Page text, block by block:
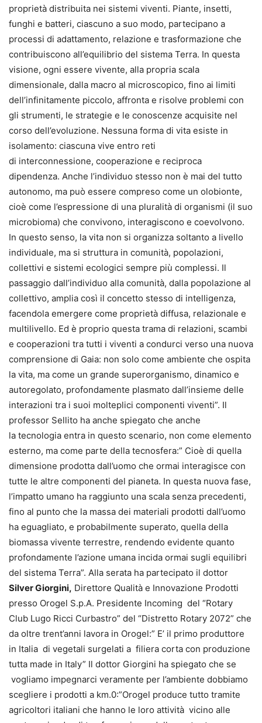
proprietà distribuita nei sistemi viventi. Piante, insetti,
funghi e batteri, ciascuno a suo modo, partecipano a
processi di adattamento, relazione e trasformazione che
contribuiscono all’equilibrio del sistema Terra. In questa
visione, ogni essere vivente, alla propria scala
dimensionale, dalla macro al microscopico, fino ai limiti
dell’infinitamente piccolo, affronta e risolve problemi con
gli strumenti, le strategie e le conoscenze acquisite nel
corso dell’evoluzione. Nessuna forma di vita esiste in
isolamento: ciascuna vive entro reti
di interconnessione, cooperazione e reciproca
dipendenza. Anche l’individuo stesso non è mai del tutto
autonomo, ma può essere compreso come un olobionte,
cioè come l’espressione di una pluralità di organismi (il suo
microbioma) che convivono, interagiscono e coevolvono.
In questo senso, la vita non si organizza soltanto a livello
individuale, ma si struttura in comunità, popolazioni,
collettivi e sistemi ecologici sempre più complessi. Il
passaggio dall’individuo alla comunità, dalla popolazione al
collettivo, amplia così il concetto stesso di intelligenza,
facendola emergere come proprietà diffusa, relazionale e
multilivello. Ed è proprio questa trama di relazioni, scambi
e cooperazioni tra tutti i viventi a condurci verso una nuova
comprensione di Gaia: non solo come ambiente che ospita
la vita, ma come un grande superorganismo, dinamico e
autoregolato, profondamente plasmato dall’insieme delle
interazioni tra i suoi molteplici componenti viventi”. Il
professor Sellito ha anche spiegato che anche
la tecnologia entra in questo scenario, non come elemento
esterno, ma come parte della tecnosfera:” Cioè di quella
dimensione prodotta dall’uomo che ormai interagisce con
tutte le altre componenti del pianeta. In questa nuova fase,
l’impatto umano ha raggiunto una scala senza precedenti,
fino al punto che la massa dei materiali prodotti dall’uomo
ha eguagliato, e probabilmente superato, quella della
biomassa vivente terrestre, rendendo evidente quanto
profondamente l’azione umana incida ormai sugli equilibri
del sistema Terra”. Alla serata ha partecipato il dottor
Silver Giorgini, Direttore Qualità e Innovazione Prodotti
presso Orogel S.p.A. Presidente Incoming del “Rotary
Club Lugo Ricci Curbastro” del “Distretto Rotary 2072” che
da oltre trent’anni lavora in Orogel:” E’ il primo produttore
in Italia di vegetali surgelati a filiera corta con produzione
tutta made in Italy” Il dottor Giorgini ha spiegato che se
vogliamo impegnarci veramente per l’ambiente dobbiamo
scegliere i prodotti a km.0:”Orogel produce tutto tramite
agricoltori italiani che hanno le loro attività vicino alle